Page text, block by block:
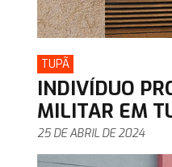
TUPÃ
INDIVÍDUO
MILITAR EM
25 DE ABRIL DE 2024